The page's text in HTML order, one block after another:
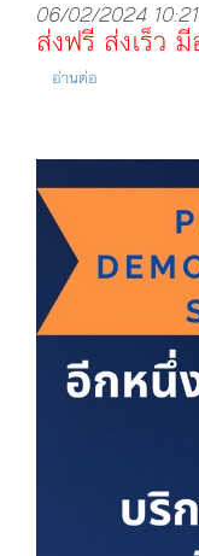
06/02/2024
ส่งฟรี ส่งเร็ว
อ่านต่อ